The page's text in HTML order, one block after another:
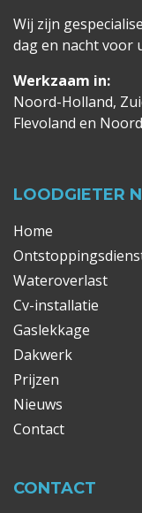
Wij zijn
dag en nacht voor
Werkzaam in:
Noord-Holland,
Flevoland en
LOODGIETER
Home
Wateroverlast
Cv-installatie
Gaslekkage
Dakwerk
Prijzen
Nieuws
Contact
CONTACT